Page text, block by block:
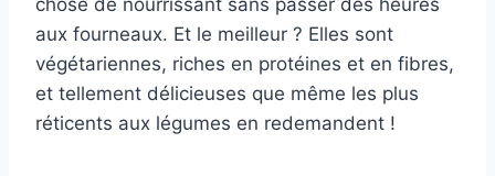
chose de nourrissant sans passer des heures
aux fourneaux. Et le meilleur ? Elles sont
végétariennes, riches en protéines et en fibres,
et tellement délicieuses que même les plus
réticents aux légumes en redemandent !